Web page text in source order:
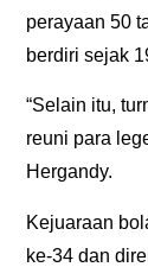
perayaan 50
berdiri sejak
“Selain itu,
reuni para
Hergandy.
Kejuaraan
ke-34 dan